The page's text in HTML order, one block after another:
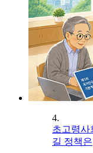
4.
초고령사
길 정책은